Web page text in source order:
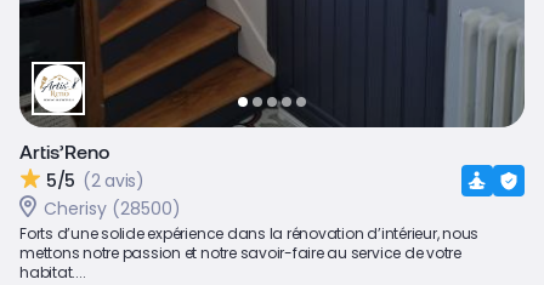
Artis’Reno
5/5 (2 avis)
Cherisy (28500)
Forts d’une solide expérience dans la rénovation d’intérieur, nous
mettons notre passion et notre savoir-faire au service de votre
habitat....